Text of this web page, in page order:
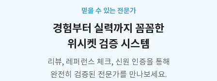
믿을 수 있는 전문가
경험부터 실력까지 꼼꼼한
위시켓 검증 시스템
리뷰, 레퍼런스 체크, 신원 인증을 통해
완전히 검증된 전문가를 만나보세요.